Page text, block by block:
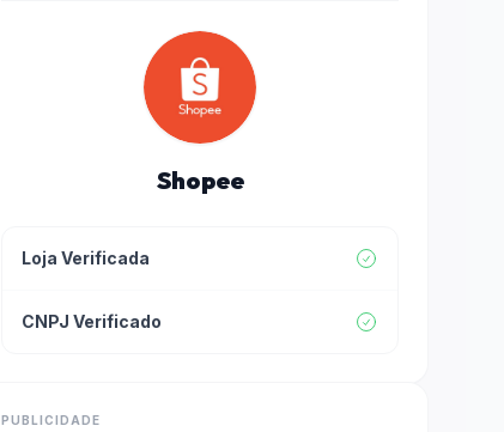
Shopee
Loja Verificada
CNPJ Verificado
PUBLICIDADE